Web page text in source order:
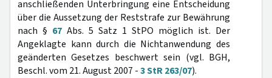
anschließenden Unterbringung eine Entscheidung
über die Aussetzung der Reststrafe zur Bewährung
nach § 67 Abs. 5 Satz 1 StPO möglich ist. Der
Angeklagte kann durch die Nichtanwendung des
geänderten Gesetzes beschwert sein (vgl. BGH,
Beschl. vom 21. August 2007 -3 StR 263/07).